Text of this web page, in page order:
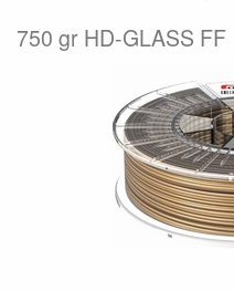
750 gr HD-GLASS FF